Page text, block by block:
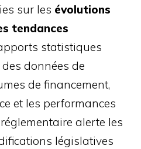
sur les évolutions
tendances
statistiques
données de
de financement,
et les performances
alerte les
législatives